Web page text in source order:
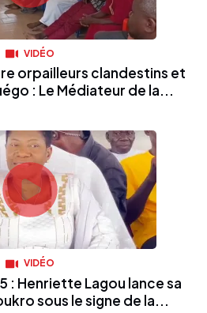
VIDÉO
orpailleurs clandestins et
: Le Médiateur de la...
VIDÉO
: Henriette Lagou lance sa
sous le signe de la...